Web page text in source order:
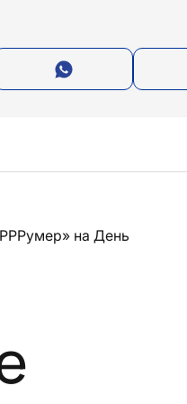
на День